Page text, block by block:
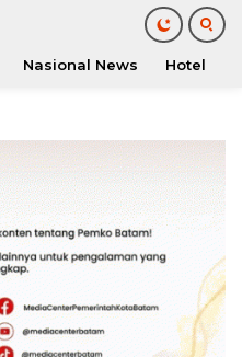
Nasional News Hotel